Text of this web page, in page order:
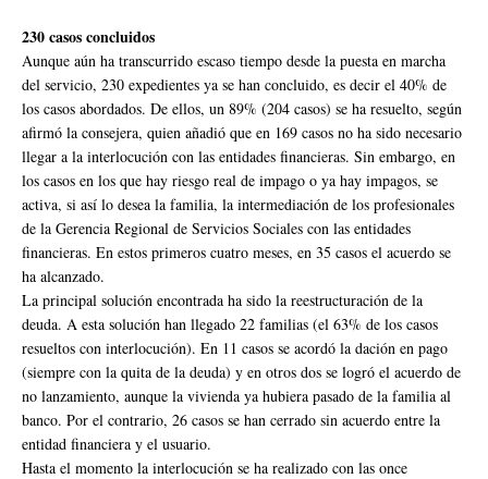
230 casos concluidos
Aunque aún ha transcurrido escaso tiempo desde la puesta en marcha
del servicio, 230 expedientes ya se han concluido, es decir el 40% de
los casos abordados. De ellos, un 89% (204 casos) se ha resuelto, según
afirmó la consejera, quien añadió que en 169 casos no ha sido necesario
llegar a la interlocución con las entidades financieras. Sin embargo, en
los casos en los que hay riesgo real de impago o ya hay impagos, se
activa, si así lo desea la familia, la intermediación de los profesionales
de la Gerencia Regional de Servicios Sociales con las entidades
financieras. En estos primeros cuatro meses, en 35 casos el acuerdo se
ha alcanzado.
La principal solución encontrada ha sido la reestructuración de la
deuda. A esta solución han llegado 22 familias (el 63% de los casos
resueltos con interlocución). En 11 casos se acordó la dación en pago
(siempre con la quita de la deuda) y en otros dos se logró el acuerdo de
no lanzamiento, aunque la vivienda ya hubiera pasado de la familia al
banco. Por el contrario, 26 casos se han cerrado sin acuerdo entre la
entidad financiera y el usuario.
Hasta el momento la interlocución se ha realizado con las once